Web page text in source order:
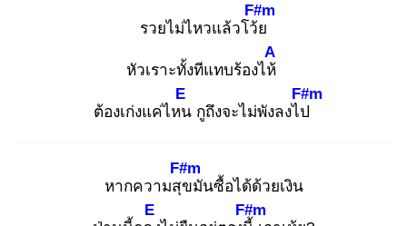
รวยไม่ไหวแล้วโว้ย
F#m
หัวเราะทั้งทีแทบร้องไห้
A
ต้องเก่งแค่ไหน
E
กูถึงจะไม่พังลงไป
F#m
หากความสุข
F#m
มันซื้อได้ด้วยเงิน
E
F#m